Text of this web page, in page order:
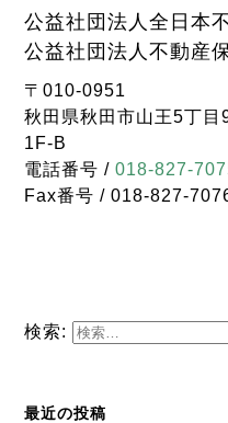
公益社団法人全日本
公益社団法人不動産
〒010-0951
秋田県秋田市山王5丁
1F-B
電話番号 /018-827-
Fax番号 / 018-827-
検索:
最近の投稿